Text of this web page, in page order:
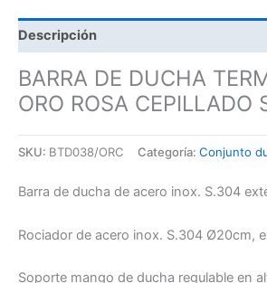
Descripción
BARRA DE DUCHA
ORO ROSA CEPILLADO
SKU: BTD038/ORC Categoría: Conjunto
Barra de ducha de acero inox. S.304
Rociador de acero inox. S.304 Ø20cm,
Soporte mango de ducha regulable en